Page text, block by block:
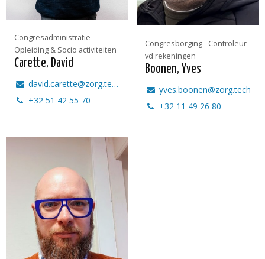
Congresadministratie -
Opleiding & Socio activiteiten
Carette, David
david.carette@zorg.tech
+32 51 42 55 70
Congresborging - Controleur
vd rekeningen
Boonen, Yves
yves.boonen@zorg.tech
+32 11 49 26 80